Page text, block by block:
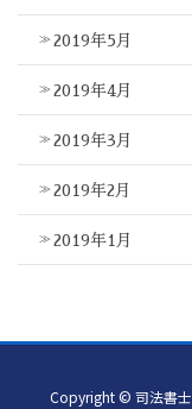
2019年5月
2019年4月
2019年3月
2019年2月
2019年1月
Copyright © 司法書士